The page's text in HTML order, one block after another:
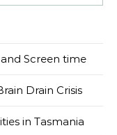
Screen time
Drain Crisis
in Tasmania